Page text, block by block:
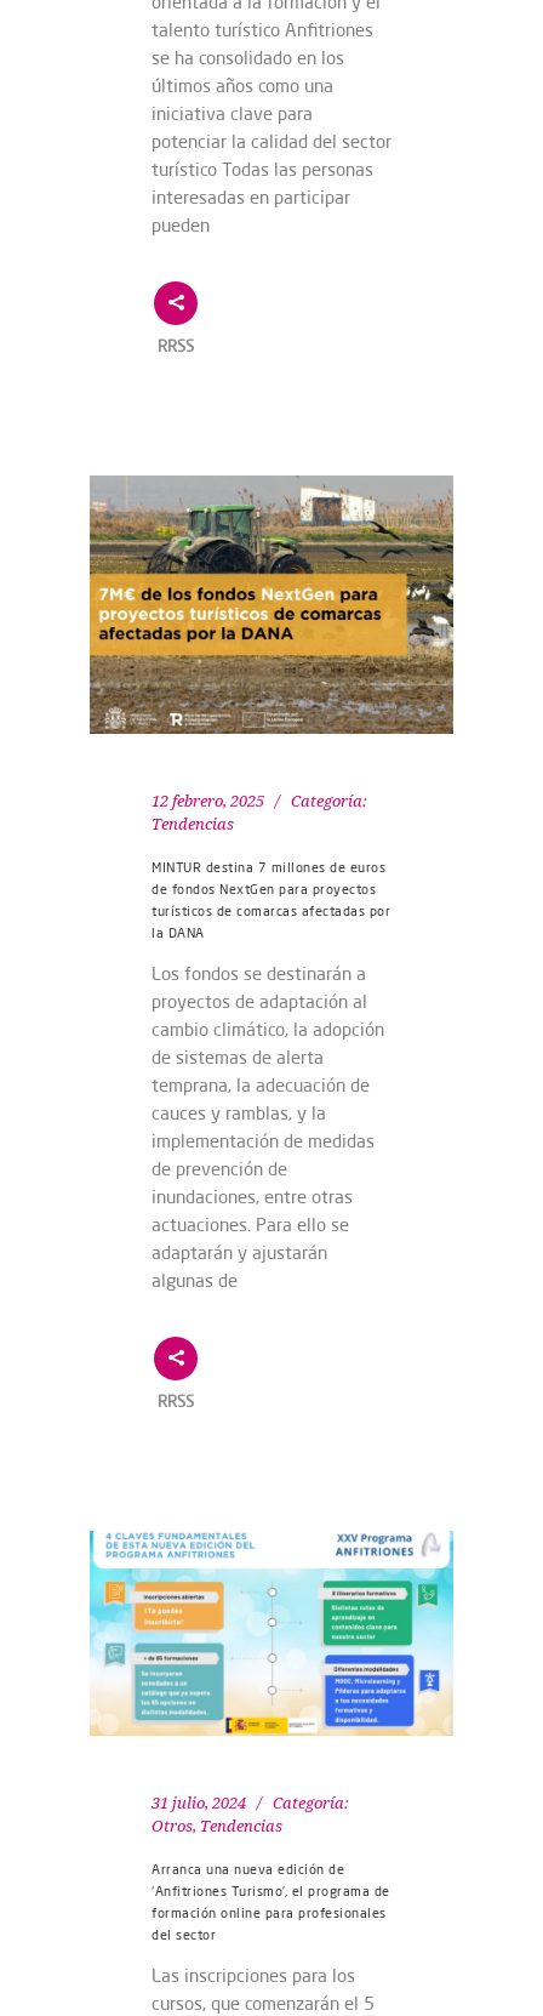
talento turístico Anfitriones
se ha consolidado en los
últimos años como una
iniciativa clave para
potenciar la calidad del sector
turístico Todas las personas
interesadas en participar
pueden
RRSS
12 febrero, 2025
Categoría:
Tendencias
MINTUR destina 7 millones de euros
de fondos NextGen para proyectos
turísticos de comarcas afectadas por
la DANA
Los fondos se destinarán a
proyectos de adaptación al
cambio climático, la adopción
de sistemas de alerta
temprana, la adecuación de
cauces y ramblas, y la
implementación de medidas
de prevención de
inundaciones, entre otras
actuaciones. Para ello se
adaptarán y ajustarán
algunas de
RRSS
31 julio, 2024
Categoría:
Otros, Tendencias
Arranca una nueva edición de
‘Anfitriones Turismo’, el programa de
formación online para profesionales
del sector
Las inscripciones para los
cursos, que comenzarán el 5